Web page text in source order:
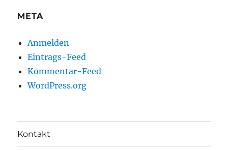
META
Anmelden
Eintrags-Feed
Kommentar-Feed
WordPress.org
Kontakt